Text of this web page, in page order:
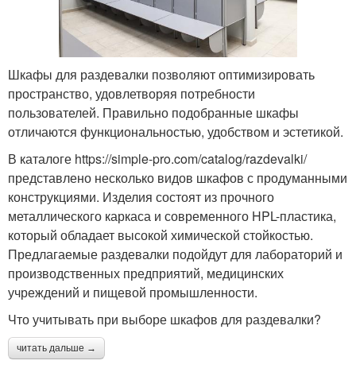
Шкафы для раздевалки позволяют оптимизировать
пространство, удовлетворяя потребности
пользователей. Правильно подобранные шкафы
отличаются функциональностью, удобством и эстетикой.
В каталоге https://simple-pro.com/catalog/razdevalki/
представлено несколько видов шкафов с продуманными
конструкциями. Изделия состоят из прочного
металлического каркаса и современного HPL-пластика,
который обладает высокой химической стойкостью.
Предлагаемые раздевалки подойдут для лабораторий и
производственных предприятий, медицинских
учреждений и пищевой промышленности.
Что учитывать при выборе шкафов для раздевалки?
читать дальше →